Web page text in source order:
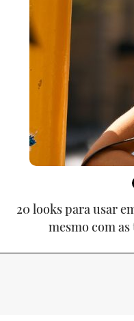
20 looks para usar
mesmo com